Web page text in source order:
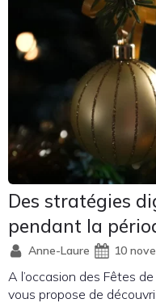
Des stratégies
pendant la
Anne-Laure 10
A l’occasion des Fêtes
vous propose de